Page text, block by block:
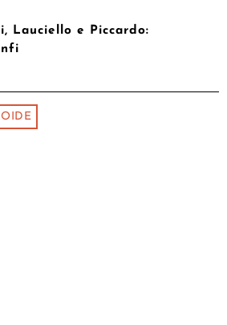
Lauciello e Piccardo: